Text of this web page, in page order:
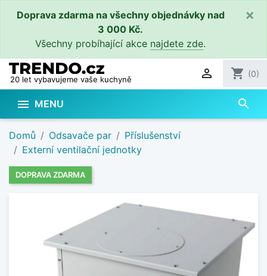
Doprava zdarma na všechny objednávky nad
3 000 Kč.
Všechny probíhající akce najdete zde.
×
20 let vybavujeme vaše kuchyně  shopping_cart (0)
 MENU search
Domů Odsavače par
Příslušenství
Externí ventilační jednotky
DOPRAVA ZDARMA